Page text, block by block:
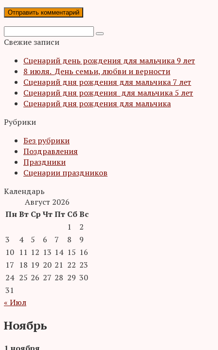
Поиск:
Свежие записи
Сценарий день рождения для мальчика 9 лет
8 июля. День семьи, любви и верности
Сценарий дня рождения для мальчика 7 лет
Сценарий дня рождения для мальчика 5 лет
Сценарий дня рождения для мальчика
Рубрики
Без рубрики
Поздравления
Праздники
Сценарии праздников
Календарь
Август 2026
ПнВт Ср ЧтПт СбВс
1
2
3
4 5 6 7 8
9
10 11 12 13 14 15 16
17 18 19 20 21 22 23
24 25 26 27 28 29 30
31
« Июл
Ноябрь